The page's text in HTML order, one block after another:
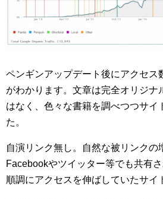
ペンギンアップデート後にアクセス
がわかります。文章は完全オリジナ
はなく、色々な書籍を調べつつサイ
た。
自演リンク無し。自然な被リンクの
Facebookやツイッター等でも共有
順調にアクセスを伸ばしていたサイ